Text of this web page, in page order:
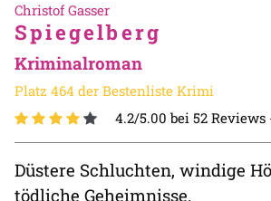
Christof Gasser
Spiegelberg
Kriminalroman
Platz 464 der Bestenliste Krimi
4.2/5.00 bei 52 Reviews
Düstere Schluchten, windige
tödliche Geheimnisse.